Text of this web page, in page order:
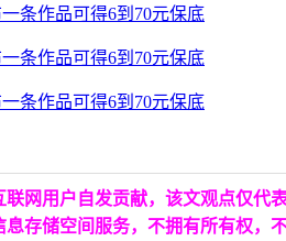
联网用户自发贡献，该文观点仅代
存储空间服务，不拥有所有权，